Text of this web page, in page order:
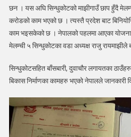
छन । यस अघि सिन्धुकोटको माझीगाउँ छाप हुँदै
करोडको काम भएको छ । त्यस्तै प्रदेश बाट
काम भइसकेको छ । नेपालकाे पहलमा आएका
मेलम्ची ५ सिन्धुकाेटका वडा अध्यक्ष राजु रायमाझीले
सिन्धुकोटसहित बाँसबारी, दुवाचौर लगायतका
बिकास निर्माणका कामहरु भएकाे नेपालले जानकारी